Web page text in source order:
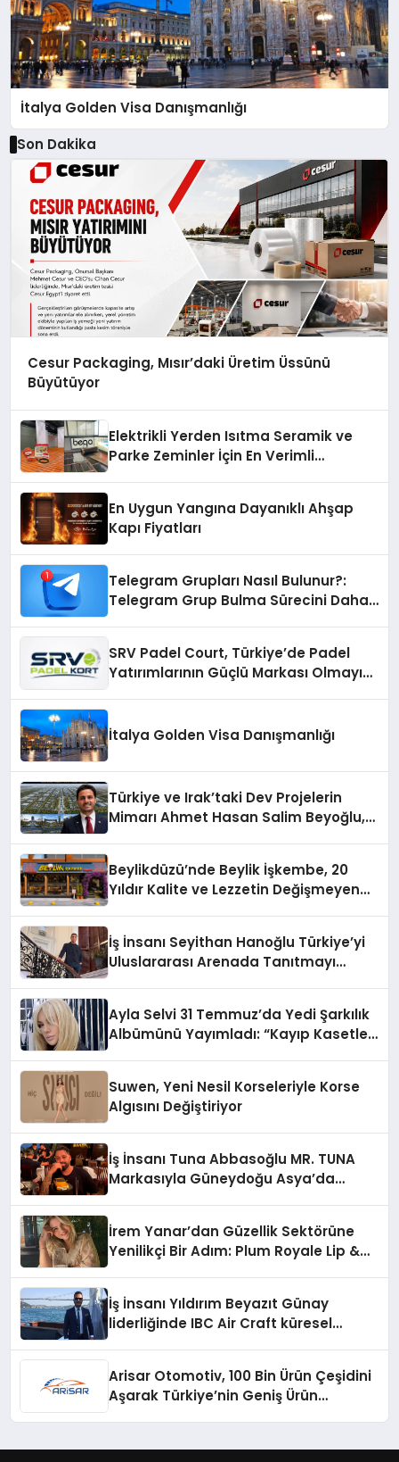
İtalya Golden Visa Danışmanlığı
Son Dakika
Cesur Packaging, Mısır’daki Üretim Üssünü
Büyütüyor
Elektrikli Yerden Isıtma Seramik ve
Parke Zeminler İçin En Verimli
En Uygun Yangına Dayanıklı Ahşap
Kapı Fiyatları
Telegram Grupları Nasıl Bulunur?:
Telegram Grup Bulma Sürecini Daha
SRV Padel Court, Türkiye’de Padel
Yatırımlarının Güçlü Markası Olmayı
İtalya Golden Visa Danışmanlığı
Türkiye ve Irak’taki Dev Projelerin
Mimarı Ahmet Hasan Salim Beyoğlu,
Hayata Geçirecek
Beylikdüzü’nde Beylik İşkembe, 20
Yıldır Kalite ve Lezzetin Değişmeyen
İş İnsanı Seyithan Hanoğlu Türkiye’yi
Uluslararası Arenada Tanıtmayı
Ayla Selvi 31 Temmuz’da Yedi Şarkılık
Albümünü Yayımladı: “Kayıp Kasetler
Suwen, Yeni Nesil Korseleriyle Korse
Algısını Değiştiriyor
İş İnsanı Tuna Abbasoğlu MR. TUNA
Markasıyla Güneydoğu Asya’da
İrem Yanar’dan Güzellik Sektörüne
Yenilikçi Bir Adım: Plum Royale Lip &
İş İnsanı Yıldırım Beyazıt Günay
liderliğinde IBC Air Craft küresel
Arisar Otomotiv, 100 Bin Ürün Çeşidini
Aşarak Türkiye’nin Geniş Ürün